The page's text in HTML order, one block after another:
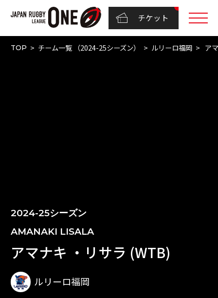
チケット
TOP チーム一覧 （2024-25シーズン） ルリーロ福岡 ア
2024-25シーズン
AMANAKI LISALA
アマナキ ・リサラ (WTB)
ルリーロ福岡